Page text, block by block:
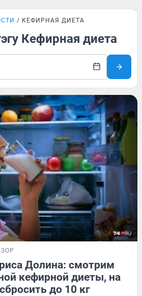
КЕФИРНАЯ ДИЕТА
Кефирная диета
Долина: смотрим
кефирной диеты, на
до 10 кг